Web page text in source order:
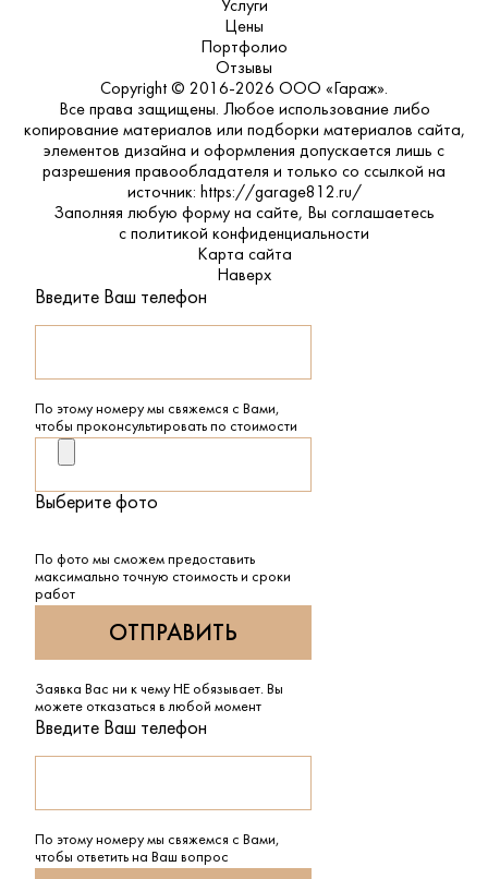
Услуги
Цены
Портфолио
Отзывы
Copyright © 2016-2026 ООО «Гараж».
Все права защищены. Любое использование либо
копирование материалов или подборки материалов сайта,
элементов дизайна и оформления допускается лишь с
разрешения правообладателя и только со ссылкой на
источник: https://garage812.ru/
Заполняя любую форму на сайте, Вы соглашаетесь
с политикой конфиденциальности
Карта сайта
Наверх
Введите Ваш телефон
По этому номеру мы свяжемся с Вами,
чтобы проконсультировать по стоимости
Выберите фото
По фото мы сможем предоставить
максимально точную стоимость и сроки
работ
Заявка Вас ни к чему НЕ обязывает. Вы
можете отказаться в любой момент
Введите Ваш телефон
По этому номеру мы свяжемся с Вами,
чтобы ответить на Ваш вопрос